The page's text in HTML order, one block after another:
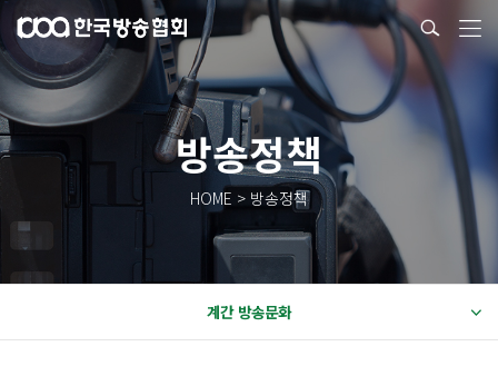
방송정책
HOME > 방송정책
계간 방송문화